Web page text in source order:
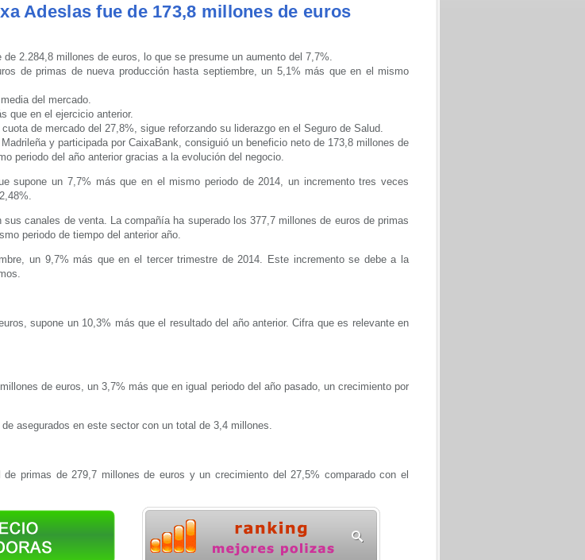
Adeslas fue de 173,8 millones de euros
2.284,8 millones de euros, lo que se presume un aumento del 7,7%.
de primas de nueva producción hasta septiembre, un 5,1% más que en el mismo
del mercado.
que en el ejercicio anterior.
de mercado del 27,8%, sigue reforzando su liderazgo en el Seguro de Salud.
y participada por CaixaBank, consiguió un beneficio neto de 173,8 millones de
periodo del año anterior gracias a la evolución del negocio.
supone un 7,7% más que en el mismo periodo de 2014, un incremento tres veces
canales de venta. La compañía ha superado los 377,7 millones de euros de primas
periodo de tiempo del anterior año.
un 9,7% más que en el tercer trimestre de 2014. Este incremento se debe a la
supone un 10,3% más que el resultado del año anterior. Cifra que es relevante en
de euros, un 3,7% más que en igual periodo del año pasado, un crecimiento por
asegurados en este sector con un total de 3,4 millones.
primas de 279,7 millones de euros y un crecimiento del 27,5% comparado con el